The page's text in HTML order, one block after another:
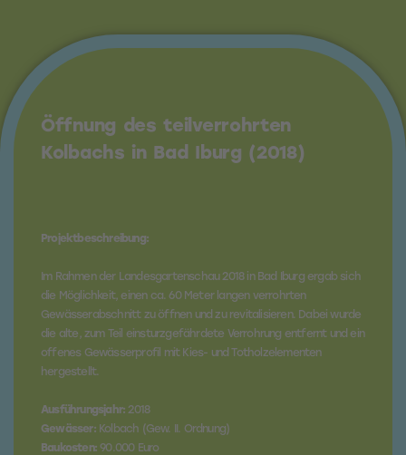
Öffnung des teilverrohrten
Kolbachs in Bad Iburg (2018)
Projektbeschreibung:
Im Rahmen der Landesgartenschau 2018 in Bad Iburg ergab sich
die Möglichkeit, einen ca. 60 Meter langen verrohrten
Gewässerabschnitt zu öffnen und zu revitalisieren. Dabei wurde
die alte, zum Teil einsturzgefährdete Verrohrung entfernt und ein
offenes Gewässerprofil mit Kies- und Totholzelementen
hergestellt.
Ausführungsjahr: 2018
Gewässer:Kolbach (Gew. II. Ordnung)
Baukosten: 90.000 Euro